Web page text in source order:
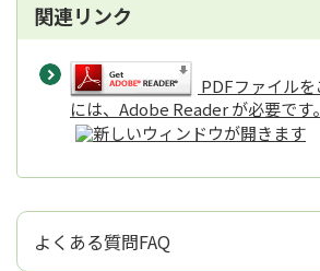
関連リンク
PDFファイル
には、Adobe Reader が必要です。
よくある質問FAQ